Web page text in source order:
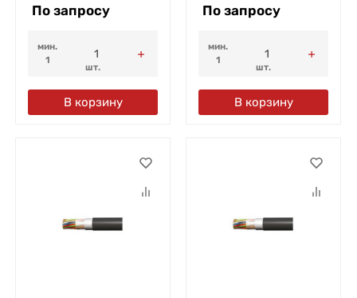
По запросу
мин.
1
шт.
В корзину
По запросу
мин.
1
шт.
В корзину